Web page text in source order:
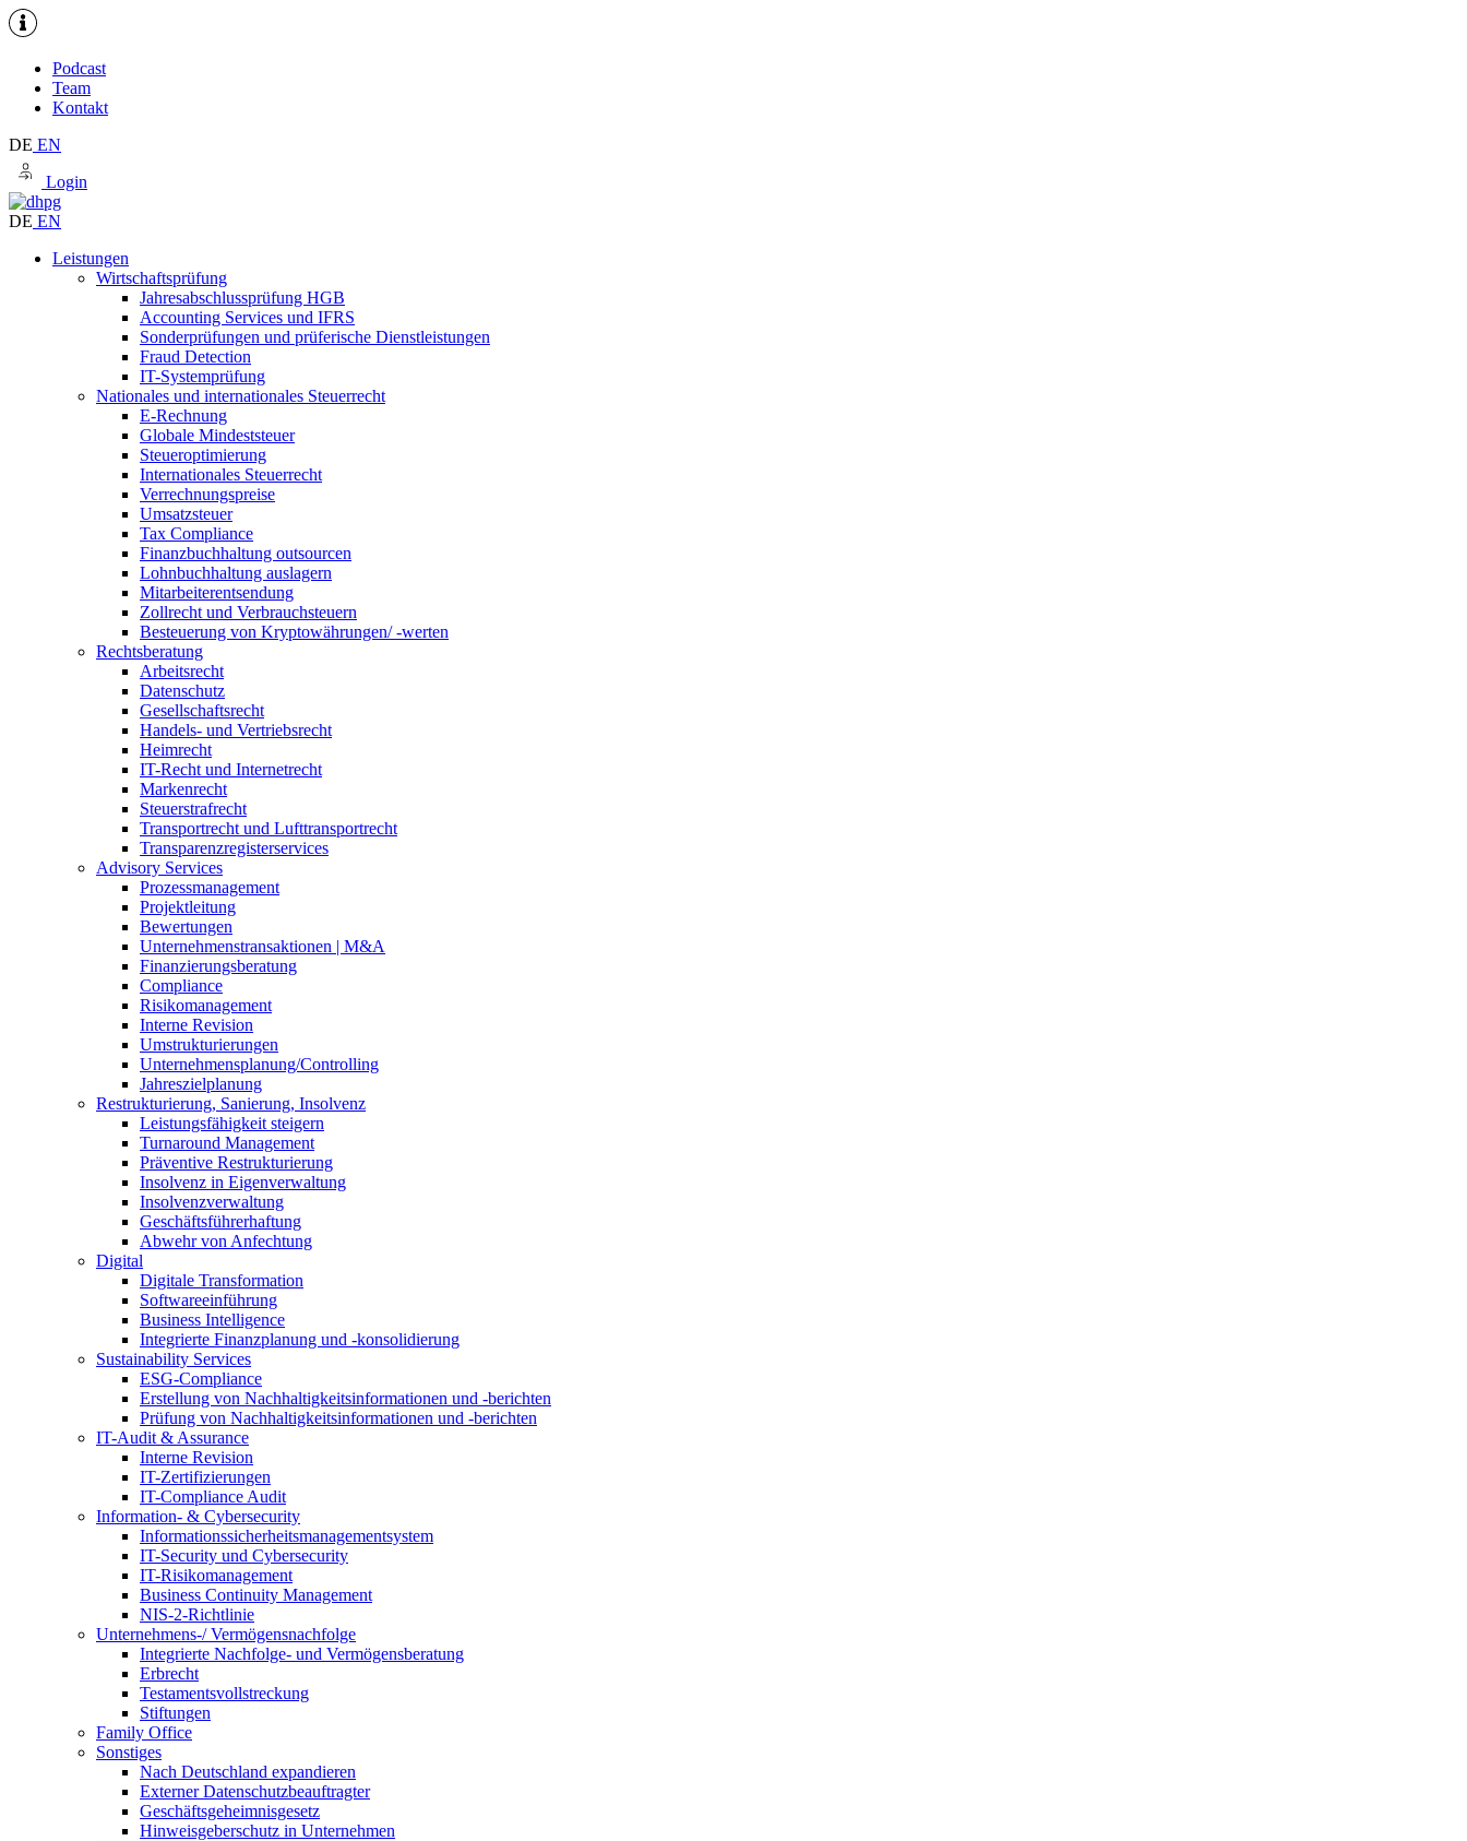
Podcast
Team
Kontakt
DE EN
Login
DE EN
Leistungen
Wirtschaftsprüfung
Jahresabschlussprüfung HGB
Accounting Services und IFRS
Sonderprüfungen und prüferische Dienstleistungen
Fraud Detection
IT-Systemprüfung
Nationales und internationales Steuerrecht
E-Rechnung
Globale Mindeststeuer
Steueroptimierung
Internationales Steuerrecht
Verrechnungspreise
Umsatzsteuer
Tax Compliance
Finanzbuchhaltung outsourcen
Lohnbuchhaltung auslagern
Mitarbeiterentsendung
Zollrecht und Verbrauchsteuern
Besteuerung von Kryptowährungen/ -werten
Rechtsberatung
Arbeitsrecht
Datenschutz
Gesellschaftsrecht
Handels- und Vertriebsrecht
Heimrecht
IT-Recht und Internetrecht
Markenrecht
Steuerstrafrecht
Transportrecht und Lufttransportrecht
Transparenzregisterservices
Advisory Services
Prozessmanagement
Projektleitung
Bewertungen
Unternehmenstransaktionen | M&A
Finanzierungsberatung
Compliance
Risikomanagement
Interne Revision
Umstrukturierungen
Unternehmensplanung/Controlling
Jahreszielplanung
Restrukturierung, Sanierung, Insolvenz
Leistungsfähigkeit steigern
Turnaround Management
Präventive Restrukturierung
Insolvenz in Eigenverwaltung
Insolvenzverwaltung
Geschäftsführerhaftung
Abwehr von Anfechtung
Digital
Digitale Transformation
Softwareeinführung
Business Intelligence
Integrierte Finanzplanung und -konsolidierung
Sustainability Services
ESG-Compliance
Erstellung von Nachhaltigkeitsinformationen und -berichten
Prüfung von Nachhaltigkeitsinformationen und -berichten
IT-Audit & Assurance
Interne Revision
IT-Zertifizierungen
IT-Compliance Audit
Information- & Cybersecurity
Informationssicherheitsmanagementsystem
IT-Security und Cybersecurity
IT-Risikomanagement
Business Continuity Management
NIS-2-Richtlinie
Unternehmens-/Vermögensnachfolge
Integrierte Nachfolge- und Vermögensberatung
Erbrecht
Testamentsvollstreckung
Stiftungen
Family Office
Sonstiges
Nach Deutschland expandieren
Externer Datenschutzbeauftragter
Geschäftsgeheimnisgesetz
Hinweisgeberschutz in Unternehmen